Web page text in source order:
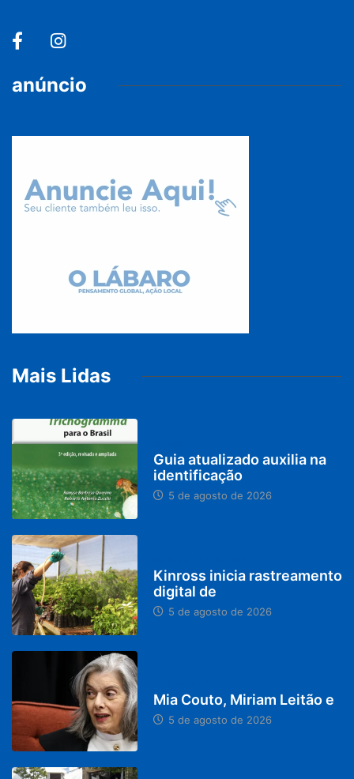
anúncio
Mais Lidas
Guia atualizado auxilia na
identificação
5 de agosto de 2026
Kinross inicia rastreamento
digital de
5 de agosto de 2026
Mia Couto, Miriam Leitão e
5 de agosto de 2026